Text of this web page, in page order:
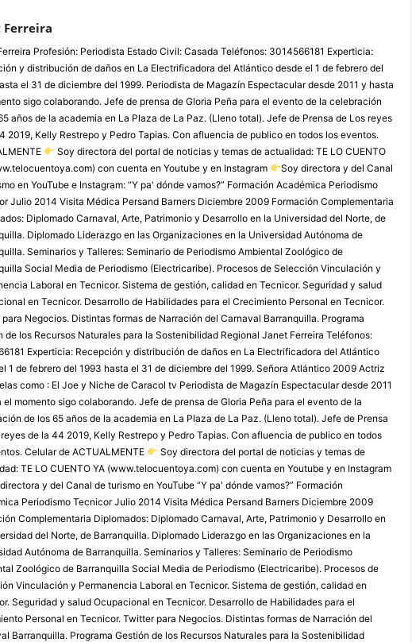
Ferreira
Profesión: Periodista Estado Civil: Casada Teléfonos: 3014566181 Experticia:
y distribución de daños en La Electrificadora del Atlántico desde el 1 de febrero del
el 31 de diciembre del 1999. Periodista de Magazín Espectacular desde 2011 y hasta
sigo colaborando. Jefe de prensa de Gloria Peña para el evento de la celebración
años de la academia en La Plaza de La Paz. (Lleno total). Jefe de Prensa de Los reyes
2019, Kelly Restrepo y Pedro Tapias. Con afluencia de publico en todos los eventos.
Soy directora del portal de noticias y temas de actualidad: TE LO CUENTO
con cuenta en Youtube y en Instagram
Soy directora y del Canal
en YouTube e Instagram: “Y pa' dónde vamos?” Formación Académica Periodismo
Julio 2014 Visita Médica Persand Barners Diciembre 2009 Formación Complementaria
Diplomado Carnaval, Arte, Patrimonio y Desarrollo en la Universidad del Norte, de
Diplomado Liderazgo en las Organizaciones en la Universidad Autónoma de
Seminarios y Talleres: Seminario de Periodismo Ambiental Zoológico de
Social Media de Periodismo (Electricaribe). Procesos de Selección Vinculación y
Laboral en Tecnicor. Sistema de gestión, calidad en Tecnicor. Seguridad y salud
en Tecnicor. Desarrollo de Habilidades para el Crecimiento Personal en Tecnicor.
Negocios. Distintas formas de Narración del Carnaval Barranquilla. Programa
de los Recursos Naturales para la Sostenibilidad Regional Janet Ferreira Teléfonos:
Experticia: Recepción y distribución de daños en La Electrificadora del Atlántico
1 de febrero del 1993 hasta el 31 de diciembre del 1999. Señora Atlántico 2009 Actriz
como : El Joe y Niche de Caracol tv Periodista de Magazín Espectacular desde 2011
el momento sigo colaborando. Jefe de prensa de Gloria Peña para el evento de la
de los 65 años de la academia en La Plaza de La Paz. (Lleno total). Jefe de Prensa
de la 44 2019, Kelly Restrepo y Pedro Tapias. Con afluencia de publico en todos
Celular de ACTUALMENTE
Soy directora del portal de noticias y temas de
TE LO CUENTO YA (www.telocuentoya.com) con cuenta en Youtube y en Instagram
y del Canal de turismo en YouTube “Y pa' dónde vamos?” Formación
Periodismo Tecnicor Julio 2014 Visita Médica Persand Barners Diciembre 2009
Complementaria Diplomados: Diplomado Carnaval, Arte, Patrimonio y Desarrollo en
del Norte, de Barranquilla. Diplomado Liderazgo en las Organizaciones en la
Autónoma de Barranquilla. Seminarios y Talleres: Seminario de Periodismo
Zoológico de Barranquilla Social Media de Periodismo (Electricaribe). Procesos de
Vinculación y Permanencia Laboral en Tecnicor. Sistema de gestión, calidad en
Seguridad y salud Ocupacional en Tecnicor. Desarrollo de Habilidades para el
Personal en Tecnicor. Twitter para Negocios. Distintas formas de Narración del
Barranquilla. Programa Gestión de los Recursos Naturales para la Sostenibilidad